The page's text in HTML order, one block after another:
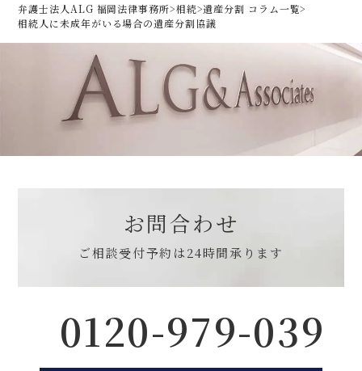
弁護士法人ALG 福岡法律事務所>相続>遺産分割 コラム一覧>
相続人に未成年がいる場合の遺産分割協議
お問合わせ
ご相談受付予約は24時間承ります
0120-979-039